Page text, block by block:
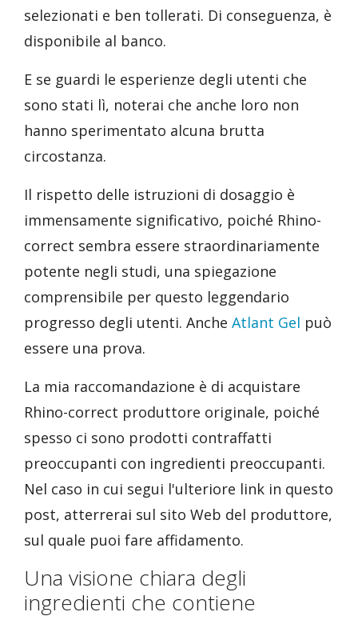
selezionati e ben tollerati. Di conseguenza, è
disponibile al banco.
E se guardi le esperienze degli utenti che
sono stati lì, noterai che anche loro non
hanno sperimentato alcuna brutta
circostanza.
Il rispetto delle istruzioni di dosaggio è
immensamente significativo, poiché Rhino-
correct sembra essere straordinariamente
potente negli studi, una spiegazione
comprensibile per questo leggendario
progresso degli utenti. Anche Atlant Gel può
essere una prova.
La mia raccomandazione è di acquistare
Rhino-correct produttore originale, poiché
spesso ci sono prodotti contraffatti
preoccupanti con ingredienti preoccupanti.
Nel caso in cui segui l'ulteriore link in questo
post, atterrerai sul sito Web del produttore,
sul quale puoi fare affidamento.
Una visione chiara degli
ingredienti che contiene